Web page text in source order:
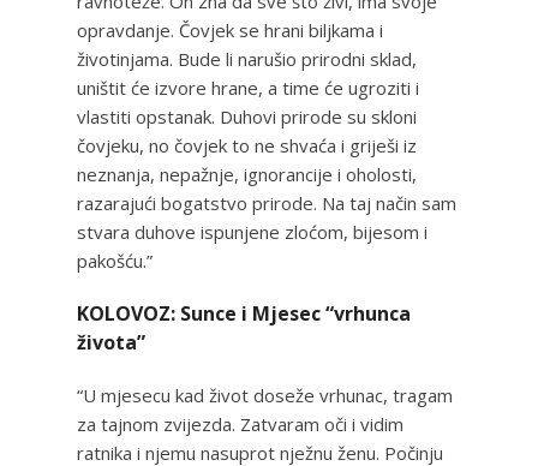
opravdanje. Čovjek se hrani biljkama i
životinjama. Bude li narušio prirodni sklad,
uništit će izvore hrane, a time će ugroziti i
vlastiti opstanak. Duhovi prirode su skloni
čovjeku, no čovjek to ne shvaća i griješi iz
neznanja, nepažnje, ignorancije i oholosti,
razarajući bogatstvo prirode. Na taj način sam
stvara duhove ispunjene zloćom, bijesom i
pakošću.”
KOLOVOZ: Sunce i Mjesec “vrhunca
života”
“U mjesecu kad život doseže vrhunac, tragam
za tajnom zvijezda. Zatvaram oči i vidim
ratnika i njemu nasuprot nježnu ženu. Počinju